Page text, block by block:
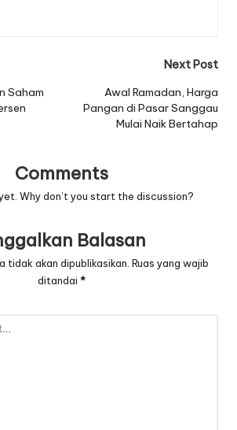
Saham
Next Post
Awal Ramadan, Harga
Pangan di Pasar Sanggau
Mulai Naik Bertahap
Comments
Why don’t you start the discussion?
Balasan
tidak akan dipublikasikan. Ruas yang wajib
ditandai *